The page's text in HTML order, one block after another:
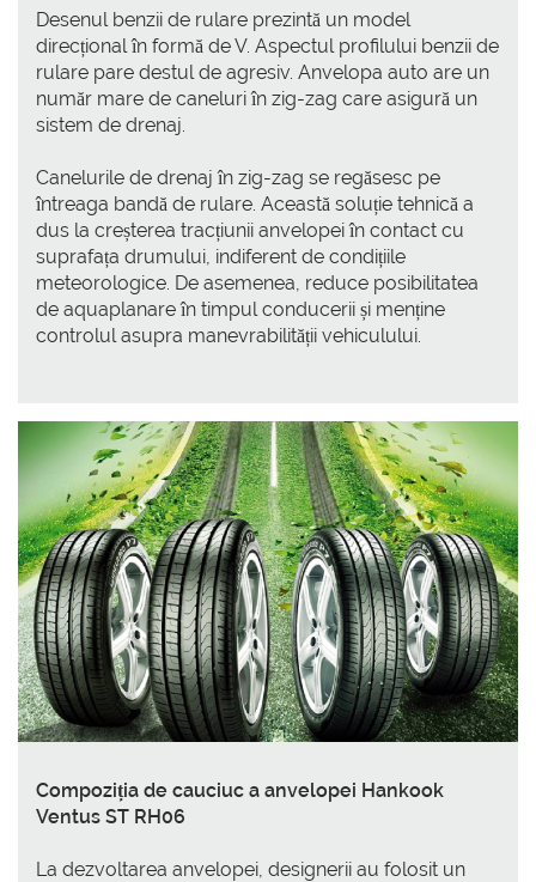
Desenul benzii de rulare prezintă un model
direcțional în formă de V. Aspectul profilului benzii de
rulare pare destul de agresiv. Anvelopa auto are un
număr mare de caneluri în zig-zag care asigură un
sistem de drenaj.
Canelurile de drenaj în zig-zag se regăsesc pe
întreaga bandă de rulare. Această soluție tehnică a
dus la creșterea tracțiunii anvelopei în contact cu
suprafața drumului, indiferent de condițiile
meteorologice. De asemenea, reduce posibilitatea
de aquaplanare în timpul conducerii și menține
controlul asupra manevrabilității vehiculului.
Compoziția de cauciuc a anvelopei Hankook
Ventus ST RH06
La dezvoltarea anvelopei, designerii au folosit un